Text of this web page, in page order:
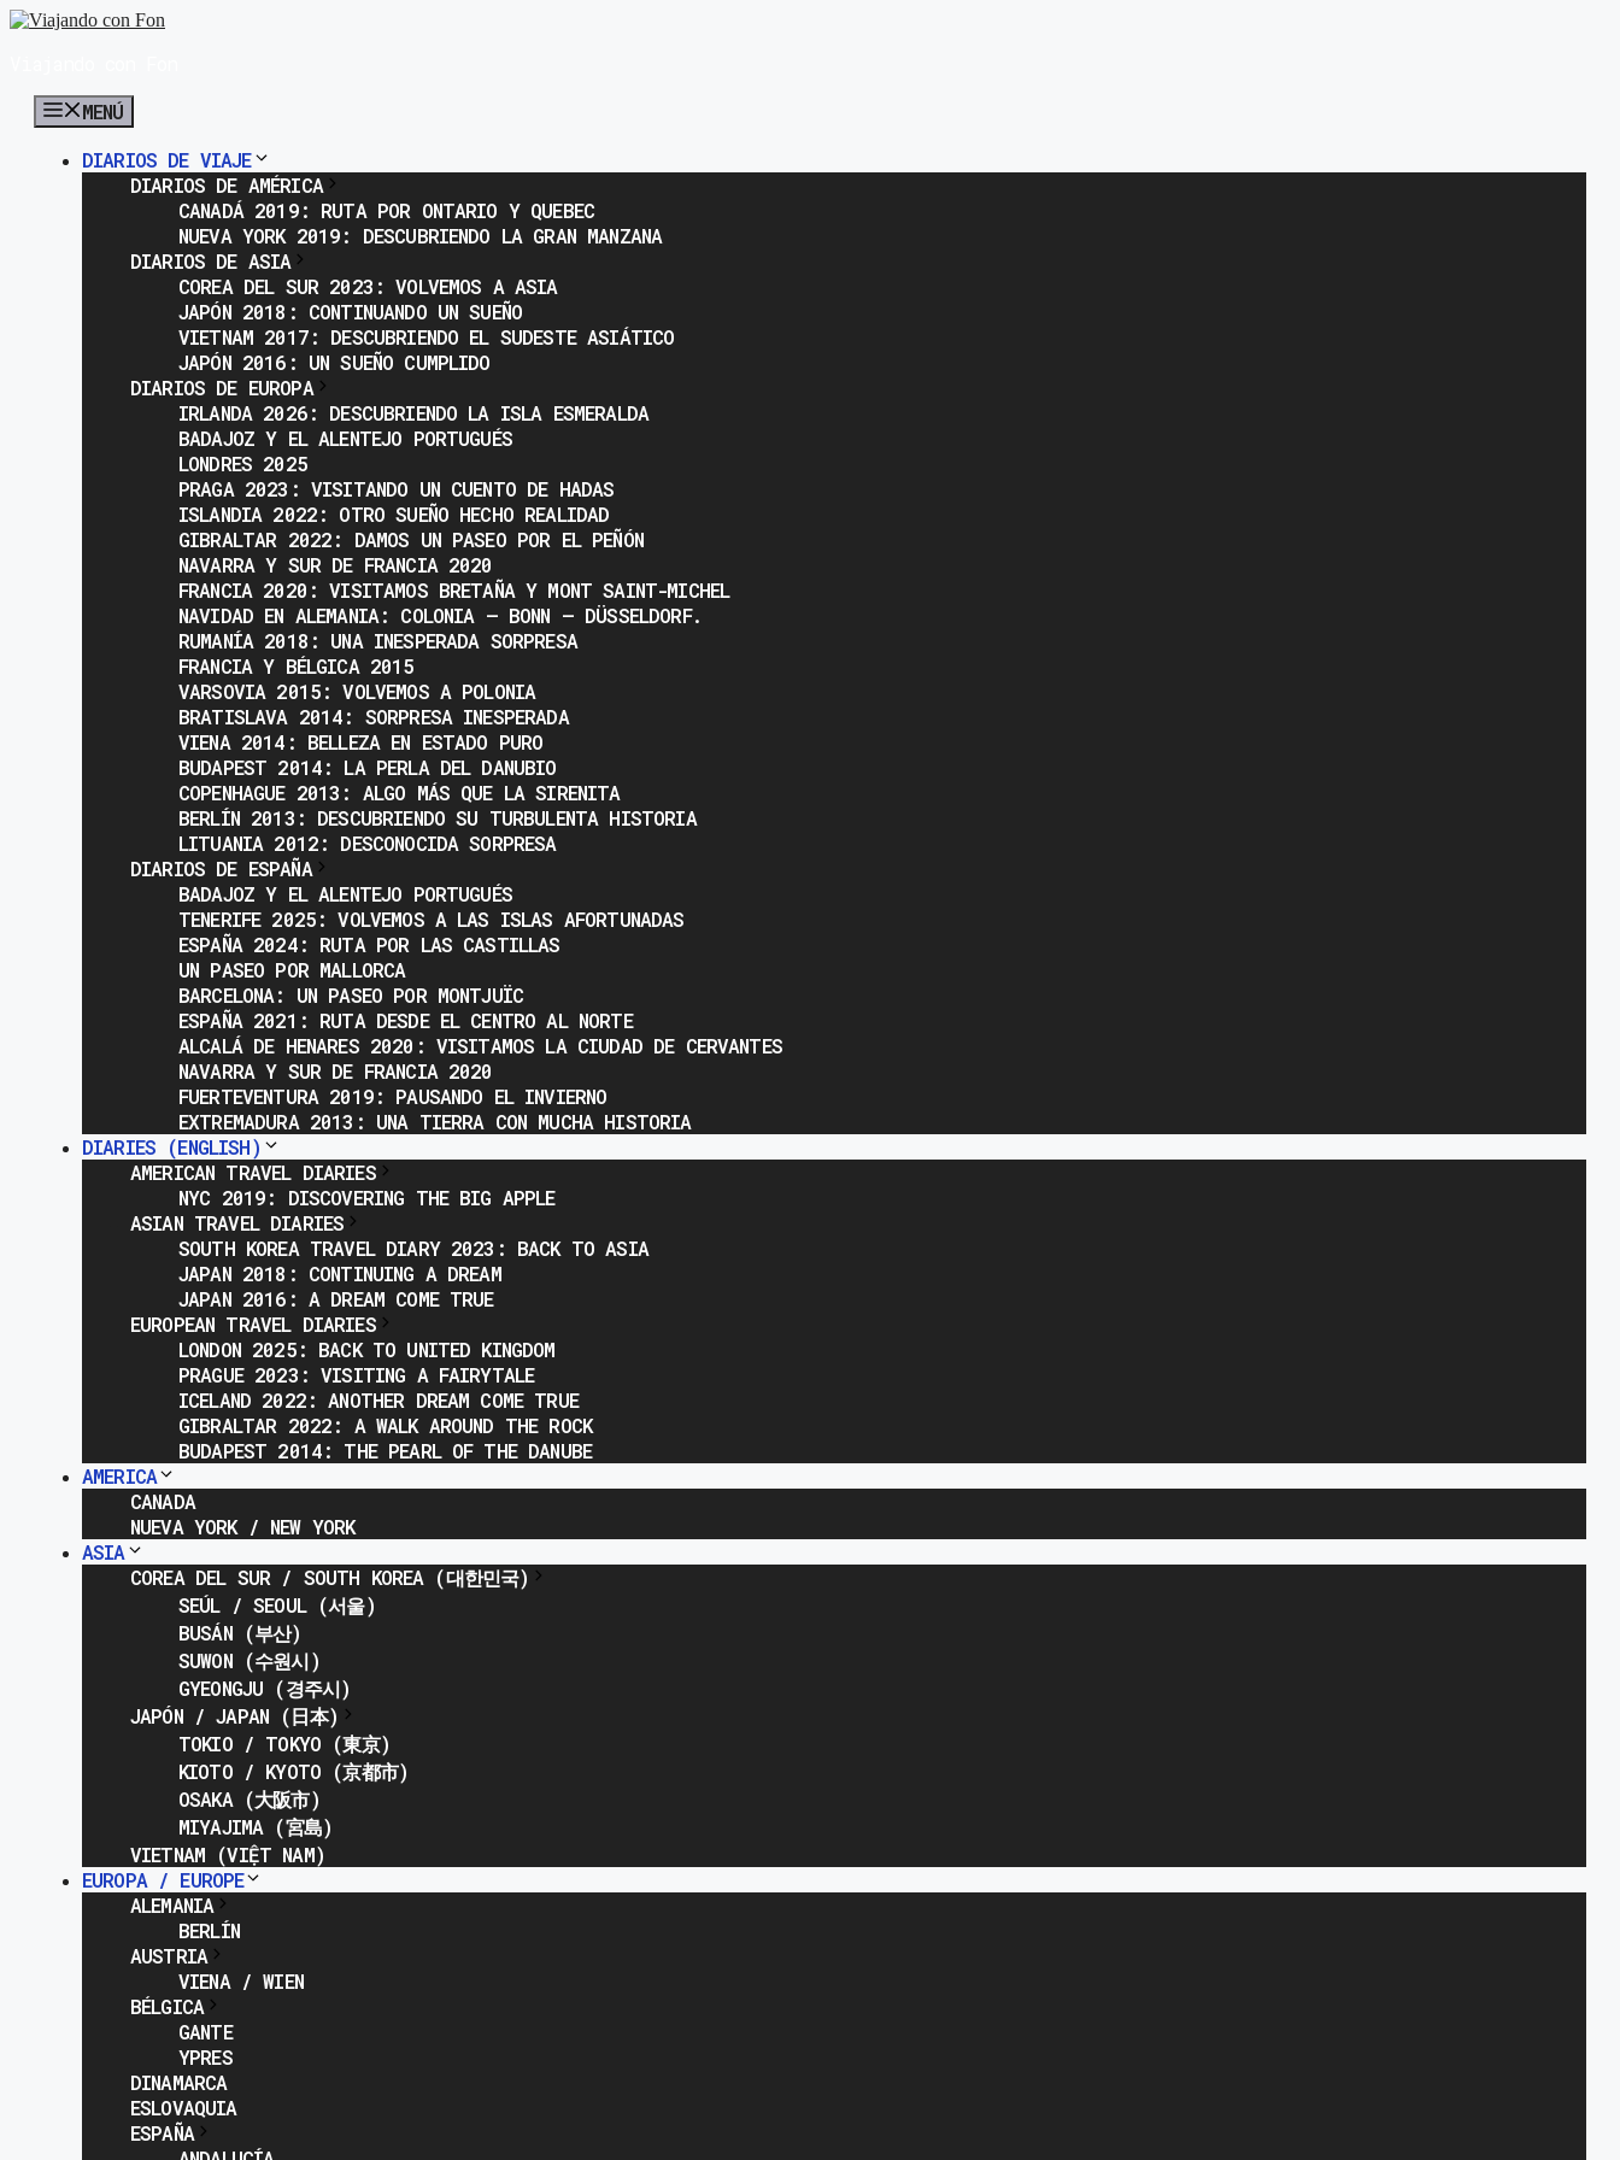
Saltar
MENÚ
DIARIOS DE VIAJE
DIARIOS DE AMÉRICA
CANADÁ 2019: RUTA POR ONTARIO Y QUEBEC
NUEVA YORK 2019: DESCUBRIENDO LA GRAN MANZANA
DIARIOS DE ASIA
COREA DEL SUR 2023: VOLVEMOS A ASIA
JAPÓN 2018: CONTINUANDO UN SUEÑO
VIETNAM 2017: DESCUBRIENDO EL SUDESTE ASIÁTICO
JAPÓN 2016: UN SUEÑO CUMPLIDO
DIARIOS DE EUROPA
IRLANDA 2026: DESCUBRIENDO LA ISLA ESMERALDA
BADAJOZ Y EL ALENTEJO PORTUGUÉS
LONDRES 2025
PRAGA 2023: VISITANDO UN CUENTO DE HADAS
ISLANDIA 2022: OTRO SUEÑO HECHO REALIDAD
GIBRALTAR 2022: DAMOS UN PASEO POR EL PEÑÓN
NAVARRA Y SUR DE FRANCIA 2020
FRANCIA 2020: VISITAMOS BRETAÑA Y MONT SAINT-MICHEL
NAVIDAD EN ALEMANIA: COLONIA – BONN – DÜSSELDORF.
RUMANÍA 2018: UNA INESPERADA SORPRESA
FRANCIA Y BÉLGICA 2015
VARSOVIA 2015: VOLVEMOS A POLONIA
BRATISLAVA 2014: SORPRESA INESPERADA
VIENA 2014: BELLEZA EN ESTADO PURO
BUDAPEST 2014: LA PERLA DEL DANUBIO
COPENHAGUE 2013: ALGO MÁS QUE LA SIRENITA
BERLÍN 2013: DESCUBRIENDO SU TURBULENTA HISTORIA
LITUANIA 2012: DESCONOCIDA SORPRESA
DIARIOS DE ESPAÑA
BADAJOZ Y EL ALENTEJO PORTUGUÉS
TENERIFE 2025: VOLVEMOS A LAS ISLAS AFORTUNADAS
ESPAÑA 2024: RUTA POR LAS CASTILLAS
UN PASEO POR MALLORCA
BARCELONA: UN PASEO POR MONTJUÏC
ESPAÑA 2021: RUTA DESDE EL CENTRO AL NORTE
ALCALÁ DE HENARES 2020: VISITAMOS LA CIUDAD DE CERVANTES
NAVARRA Y SUR DE FRANCIA 2020
FUERTEVENTURA 2019: PAUSANDO EL INVIERNO
EXTREMADURA 2013: UNA TIERRA CON MUCHA HISTORIA
DIARIES (ENGLISH)
AMERICAN TRAVEL DIARIES
NYC 2019: DISCOVERING THE BIG APPLE
ASIAN TRAVEL DIARIES
SOUTH KOREA TRAVEL DIARY 2023: BACK TO ASIA
JAPAN 2018: CONTINUING A DREAM
JAPAN 2016: A DREAM COME TRUE
EUROPEAN TRAVEL DIARIES
LONDON 2025: BACK TO UNITED KINGDOM
PRAGUE 2023: VISITING A FAIRYTALE
ICELAND 2022: ANOTHER DREAM COME TRUE
GIBRALTAR 2022: A WALK AROUND THE ROCK
BUDAPEST 2014: THE PEARL OF THE DANUBE
AMERICA
CANADA
NUEVA YORK / NEW YORK
ASIA
COREA DEL SUR / SOUTH KOREA (대한민국)
SEÚL / SEOUL (서울)
BUSÁN (부산)
SUWON (수원시)
GYEONGJU (경주시)
JAPÓN / JAPAN (日本)
TOKIO / TOKYO (東京)
KIOTO / KYOTO (京都市)
OSAKA (大阪市)
MIYAJIMA (宮島)
VIETNAM (VIỆT NAM)
EUROPA / EUROPE
ALEMANIA
BERLÍN
AUSTRIA
VIENA / WIEN
BÉLGICA
GANTE
YPRES
DINAMARCA
ESLOVAQUIA
ESPAÑA